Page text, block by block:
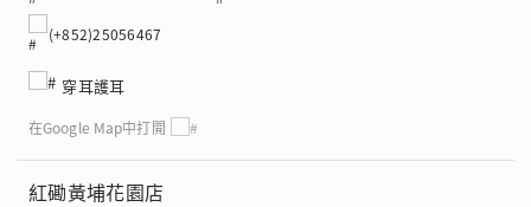
(+852)25056467
穿耳護耳
在Google Map中打開
紅磡黃埔花園店